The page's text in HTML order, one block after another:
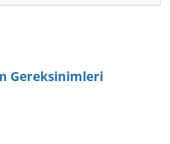
Gereksinimleri